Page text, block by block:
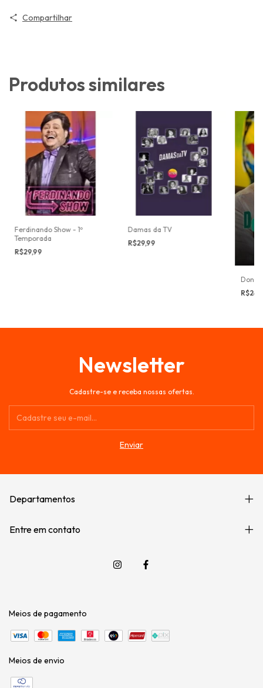
Compartilhar
Produtos similares
Ferdinando Show - 1º
Temporada
R$29,99
Damas da TV
R$29,99
Newsletter
Cadastre-se e receba nossas ofertas.
Departamentos
Entre em contato
Meios de pagamento
Meios de envio